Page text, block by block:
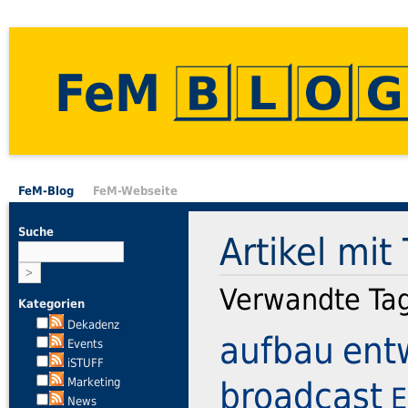
FeM
FeM-Blog FeM-Webseite
Suche
Kategorien
Dekadenz
Events
iSTUFF
Marketing
News
Artikel mit
Verwandte
aufbau
broadcast